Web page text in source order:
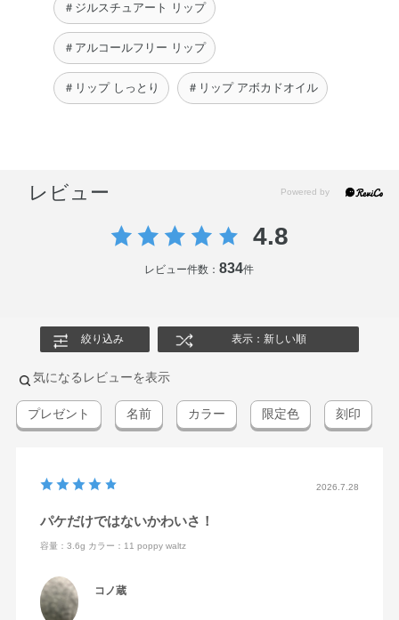
＃ジルスチュアート リップ
＃アルコールフリー リップ
＃リップ しっとり ＃リップ アボカドオイル
レビュー
4.8
レビュー件数：834件
絞り込み 表示：新しい順
気になるレビューを表示
プレゼント 名前 カラー 限定色 刻印
2026.7.28
パケだけではないかわいさ！
容量：3.6g カラー：11 poppy waltz
コノ蔵